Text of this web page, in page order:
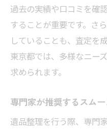
過去の実績や口コミを確
することが重要です。さ
していることも、査定を
東京都では、多様なニー
求められます。
専門家が推奨するスム
遺品整理を行う際、専門